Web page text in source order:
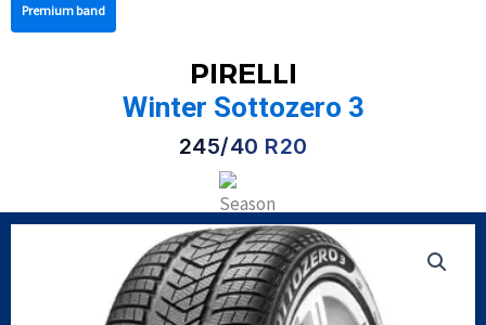
Premium band
PIRELLI
Winter Sottozero 3
245/40 R20